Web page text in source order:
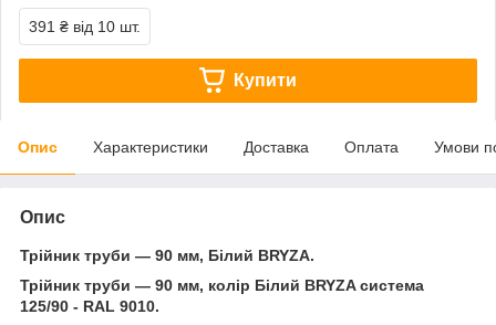
391 ₴ від 10 шт.
Купити
Опис Характеристики Доставка Оплата Умови
Опис
Трійник труби — 90 мм, Білий BRYZA.
Трійник труби — 90 мм, колір Білий BRYZA система
125/90 - RAL 9010.